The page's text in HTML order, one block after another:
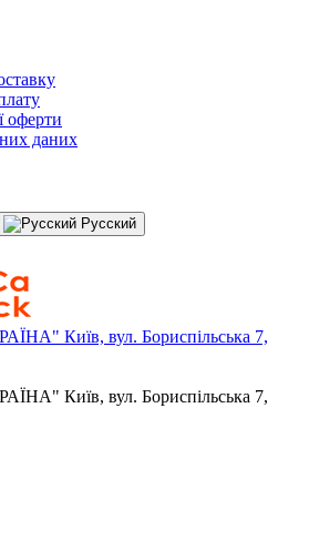
оферти
даних
Русский
Київ, вул. Бориспільська 7,
Київ, вул. Бориспільська 7,